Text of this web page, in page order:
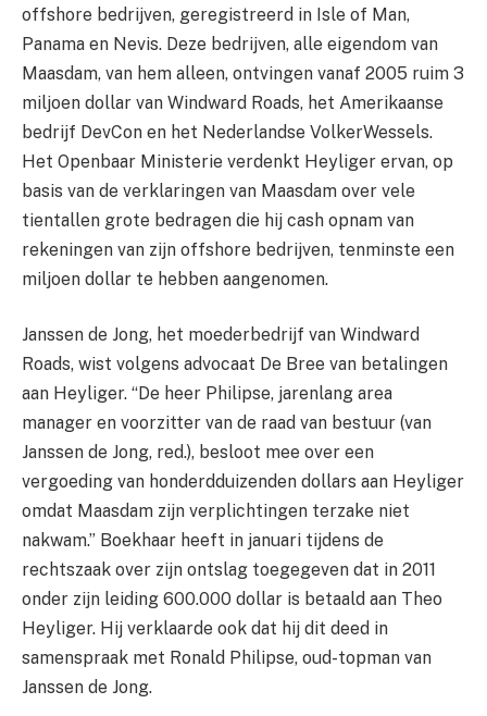
offshore bedrijven, geregistreerd in Isle of Man,
Panama en Nevis. Deze bedrijven, alle eigendom van
Maasdam, van hem alleen, ontvingen vanaf 2005 ruim 3
miljoen dollar van Windward Roads, het Amerikaanse
bedrijf DevCon en het Nederlandse VolkerWessels.
Het Openbaar Ministerie verdenkt Heyliger ervan, op
basis van de verklaringen van Maasdam over vele
tientallen grote bedragen die hij cash opnam van
rekeningen van zijn offshore bedrijven, tenminste een
miljoen dollar te hebben aangenomen.
Janssen de Jong, het moederbedrijf van Windward
Roads, wist volgens advocaat De Bree van betalingen
aan Heyliger. “De heer Philipse, jarenlang area
manager en voorzitter van de raad van bestuur (van
Janssen de Jong, red.), besloot mee over een
vergoeding van honderdduizenden dollars aan Heyliger
omdat Maasdam zijn verplichtingen terzake niet
nakwam.” Boekhaar heeft in januari tijdens de
rechtszaak over zijn ontslag toegegeven dat in 2011
onder zijn leiding 600.000 dollar is betaald aan Theo
Heyliger. Hij verklaarde ook dat hij dit deed in
samenspraak met Ronald Philipse, oud-topman van
Janssen de Jong.